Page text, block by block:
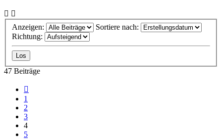
Anzeigen:
Sortiere nach:
Richtung:
47 Beiträge
1
2
3
4
5